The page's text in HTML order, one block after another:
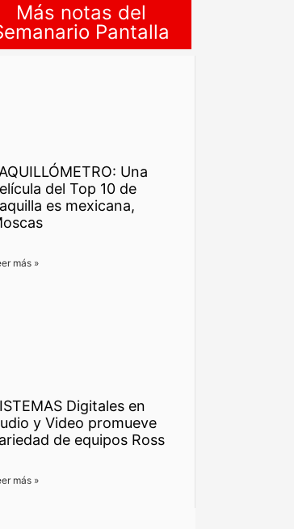
Más notas del
Pantalla
Una
del Top 10 de
es mexicana,
más »
Digitales en
y Video promueve
de equipos Ross
más »